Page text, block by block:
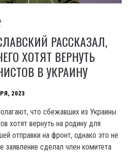
РАССКАЗАЛ,
ХОТЯТ ВЕРНУТЬ
В УКРАИНУ
2023
что сбежавших из Украины
хотят вернуть на родину для
отправки на фронт, однако это не
заявление сделал член комитета